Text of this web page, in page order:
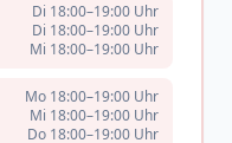
Di 18:00–19:00 Uhr
Di 18:00–19:00 Uhr
Mi 18:00–19:00 Uhr
Mo 18:00–19:00 Uhr
Mi 18:00–19:00 Uhr
Do 18:00–19:00 Uhr